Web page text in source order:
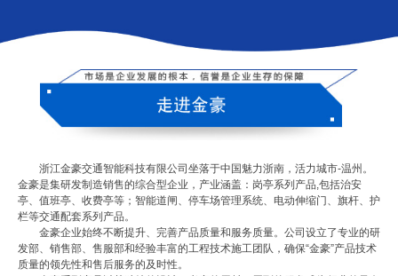
浙江金豪交通智能科技有限公司坐落于中国魅力浙南，活力城市-温州。
金豪是集研发制造销售的综合型企业，产业涵盖：岗亭系列产品,包括治安
亭、值班亭、收费亭等；智能道闸、停车场管理系统、电动伸缩门、旗杆、护
栏等交通配套系列产品。
金豪企业始终不断提升、完善产品质量和服务质量。公司设立了专业的研
发部、销售部、售服部和经验丰富的工程技术施工团队，确保“金豪”产品技术
质量的领先性和售后服务的及时性。